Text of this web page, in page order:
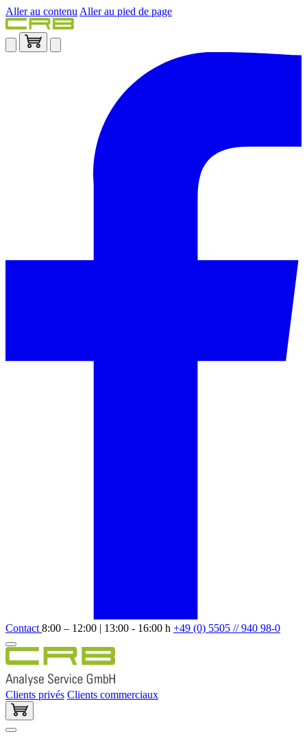
Aller au contenu Aller au pied de page
Contact 8:00 – 12:00 | 13:00 - 16:00 h +49 (0) 5505 // 940 98-0
Clients privés Clients commerciaux